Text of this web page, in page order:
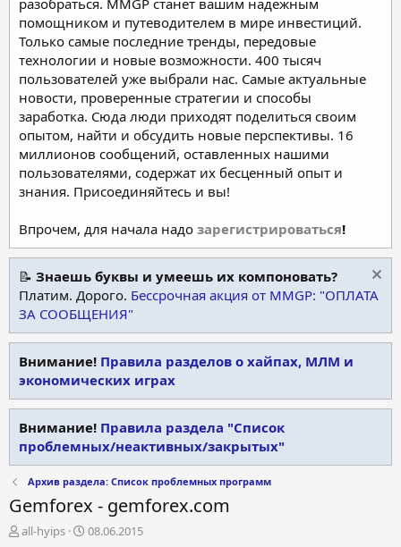
помощником и путеводителем в мире инвестиций.
Только самые последние тренды, передовые
технологии и новые возможности. 400 тысяч
пользователей уже выбрали нас. Самые актуальные
новости, проверенные стратегии и способы
заработка. Сюда люди приходят поделиться своим
опытом, найти и обсудить новые перспективы. 16
миллионов сообщений, оставленных нашими
пользователями, содержат их бесценный опыт и
знания. Присоединяйтесь и вы!
Впрочем, для начала надо зарегистрироваться!
📝 Знаешь буквы и умеешь их компоновать?
Платим. Дорого. Бессрочная акция от MMGP: "ОПЛАТА
ЗА СООБЩЕНИЯ"
Внимание! Правила разделов о хайпах, МЛМ и
экономических играх
Внимание! Правила раздела "Список
проблемных/неактивных/закрытых"
Архив раздела: Список проблемных программ
Gemforex - gemforex.com
А
all-hyips
Д
08.06.2015